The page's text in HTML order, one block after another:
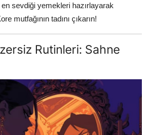
sevdiği yemekleri hazırlayarak
mutfağının tadını çıkarın!
Rutinleri: Sahne